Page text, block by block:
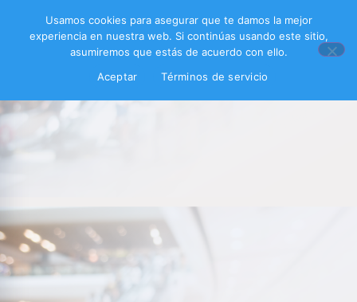
Usamos cookies para asegurar que te damos la mejor
experiencia en nuestra web. Si continúas usando este sitio,
asumiremos que estás de acuerdo con ello.
Aceptar
Términos de servicio